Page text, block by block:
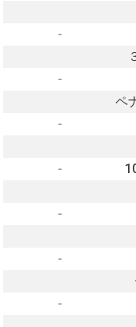
-
-
ペ
-
-
-
-
-